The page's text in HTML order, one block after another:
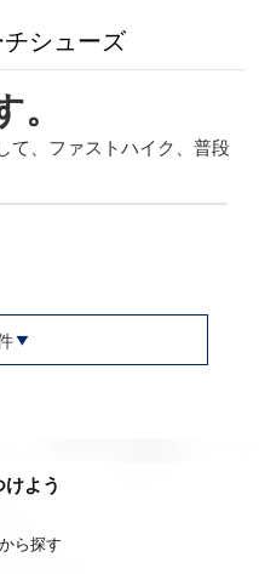
シューズ
て、ファストハイク、普段
よう
ら探す